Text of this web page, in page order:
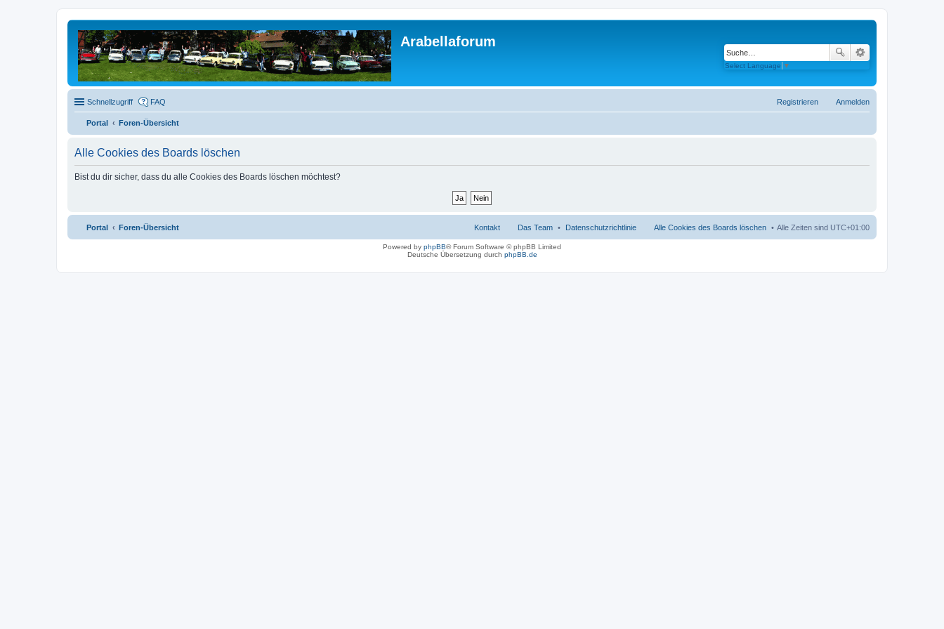
Arabellaforum
Select Language ▼
Schnellzugriff FAQ Anmelden
Registrieren
Portal Foren-Übersicht
Alle Cookies des Boards löschen
Bist du dir sicher, dass du alle Cookies des Boards löschen möchtest?
Portal Foren-Übersicht Alle Zeiten sind UTC+01:00
Alle Cookies des Boards löschen
Datenschutzrichtlinie
Das Team
Kontakt
Powered by phpBB® Forum Software © phpBB Limited
Deutsche Übersetzung durch phpBB.de